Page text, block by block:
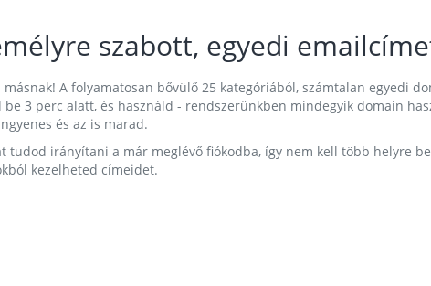
szabott, egyedi
A folyamatosan bővülő 25 kategóriából, számtalan egyedi
3 perc alatt, és használd - rendszerünkben mindegyik domain
és az is marad.
tudod irányítani a már meglévő fiókodba, így nem kell több helyre
kezelheted címeidet.